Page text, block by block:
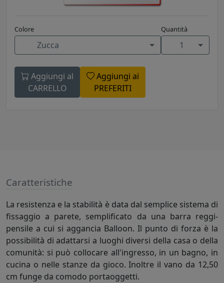
Colore
Zucca
Quantità
1
Aggiungi al
CARRELLO
Aggiungi ai
PREFERITI
Caratteristiche
La resistenza e la stabilità è data dal semplice sistema di
fissaggio a parete, semplificato da una barra reggi-
pensile a cui si aggancia Balloon. Il punto di forza è la
possibilità di adattarsi a luoghi diversi della casa o della
comunità: si può collocare all'ingresso, in un bagno, in
cucina o nelle stanze da gioco. Inoltre il vano da 12,50
cm funge da comodo portaoggetti.